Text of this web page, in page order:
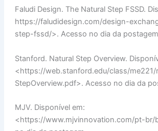
Faludi Design. The Natural Step FSSD.
https://faludidesign.com/design-
step-fssd/>. Acesso no dia da
Stanford. Natural Step Overview.
<https://web.stanford.edu/class/me221/
StepOverview.pdf>. Acesso no dia da
MJV. Disponível em:
<https://www.mjvinnovation.com/pt-br/